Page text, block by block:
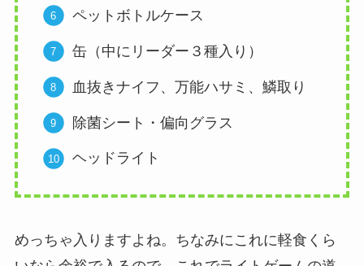
ペットボトルケース
缶（中にリーダー３種入り）
血抜きナイフ、万能ハサミ、鱗取り
除菌シート・偏向グラス
ヘッドライト
めっちゃ入りますよね。ちなみにこれに軽食くら